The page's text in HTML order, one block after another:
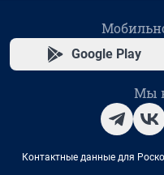
Google Play
Мы
Контактные данные для